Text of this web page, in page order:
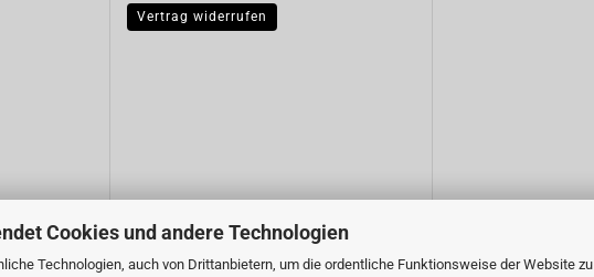
Cookies und andere Technologien
Technologien, auch von Drittanbietern, um die ordentliche Funktionsweise der Website zu
Vertrag widerrufen